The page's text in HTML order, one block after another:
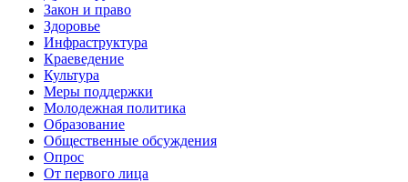
Закон и право
Здоровье
Инфраструктура
Краеведение
Культура
Меры поддержки
Молодежная политика
Образование
Общественные обсуждения
Опрос
От первого лица